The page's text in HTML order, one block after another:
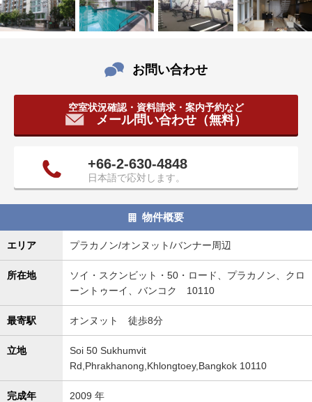
す
。
移
ま
。
お問い合わせ
空室状況確認・資料請求・案内予約など
メール問い合わせ（無料）
+66-2-630-4848
日本語で応対します。
物件概要
エリア プラカノン/オンヌット/バンナー周辺
所在地
ソイ・スクンビット・50・ロード、プラカノン、クロ
ーントゥーイ、バンコク 10110
最寄駅 オンヌット 徒歩8分
立地
Soi 50 Sukhumvit
Rd,Phrakhanong,Khlongtoey,Bangkok 10110
完成年 2009 年